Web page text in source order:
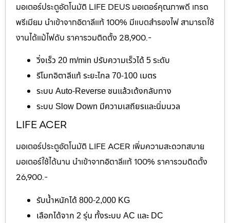
มอเตอร์ประตูอัตโนมัติ LIFE DEUS มอเตอร์คุณภาพดี เกรด
พรีเมียม นำเข้าจากอิตาลีแท้ 100% มีแบตสำรองไฟ สามารถใช้
งานได้แม้ไฟดับ ราคารวมติดตั้ง 28,900.-
วิ่งเร็ว 20 m/min ปรับความเร็วได้ 5 ระดับ
รีโมทอิตาลีแท้ ระยะไกล 70-100 เมตร
ระบบ Auto-Reverse ชนแล้วเด้งกลับทาง
ระบบ Slow Down มีความเสถียรและนิ่มนวล
LIFE ACER
มอเตอร์ประตูอัตโนมัติ LIFE ACER เพิ่มความสะดวกสบาย
มอเตอร์ใช้ได้นาน นำเข้าจากอิตาลีแท้ 100% ราคารวมติดตั้ง
26,900.-
รับน้ำหนักได้ 800-2,000 KG
เลือกได้จาก 2 รุ่น ทั้งระบบ AC และ DC